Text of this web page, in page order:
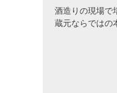
酒造りの現場で
蔵元ならではの